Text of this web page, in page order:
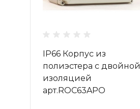
IP66 Корпус из
полиэстера с двойной
изоляцией
арт.ROC63APO